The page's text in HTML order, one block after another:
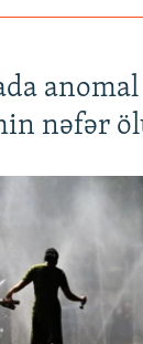
anomal
nəfər